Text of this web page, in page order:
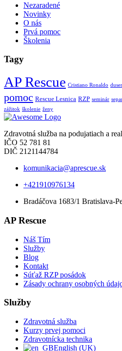
Nezaradené
Novinky
O nás
Prvá pomoc
Školenia
Tagy
AP Rescue Cristiano Ronaldo
pomoc Rescue Lesnica RZP seminár
zážitok školenie ženy
Zdravotná služba na podujatiach a
IČO 52 781 81
DIČ 2121144784
komunikacia@aprescue.sk
+421910976134
Bradáčova 1683/1 Bratislava-
AP Rescue
Náš Tím
Služby
Blog
Kontakt
Súťaž RZP posádok
Zásady ochrany osobných
Služby
Zdravotná služba
Kurzy prvej pomoci
Zdravotnícka technika
English (UK)